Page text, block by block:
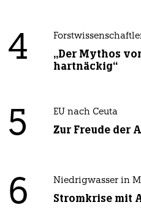
4
„Der Mythos
hartnäckig“
5 EU nach Ceuta
Zur Freude der
6 Niedrigwasser in
Stromkrise mit